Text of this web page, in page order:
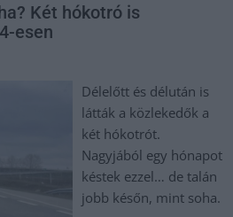
Két hókotró is
esen
Délelőtt és délután is
látták a közlekedők a
két hókotrót.
Nagyjából egy hónapot
késtek ezzel… de talán
jobb későn, mint soha.